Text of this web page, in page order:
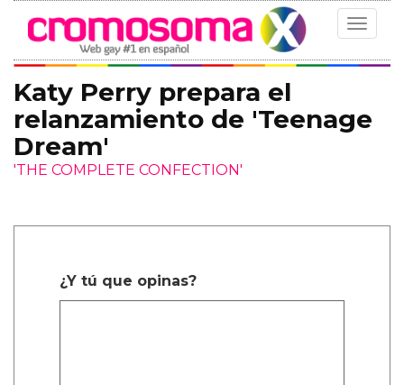
Toggle
Katy Perry prepara el
relanzamiento de 'Teenage
Dream'
'THE COMPLETE CONFECTION'
¿Y tú que opinas?